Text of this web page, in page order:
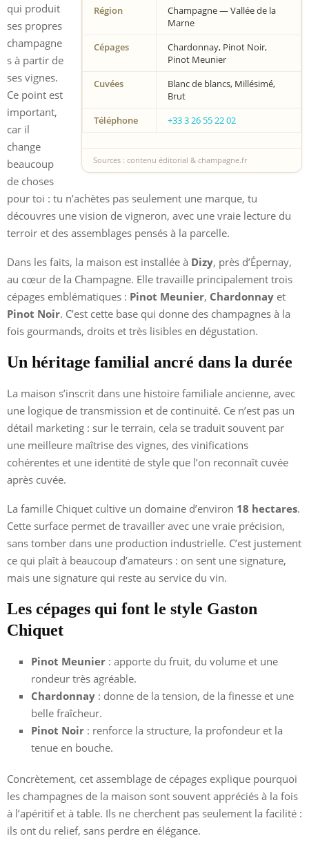
Région
Champagne — Vallée de la
Marne
Cépages
Chardonnay, Pinot Noir,
Pinot Meunier
Cuvées
Blanc de blancs, Millésimé,
Brut
Téléphone
+33 3 26 55 22 02
Sources : contenu éditorial & champagne.fr
qui produit
ses propres
champagne
s à partir de
ses vignes.
Ce point est
important,
car il
change
beaucoup
de choses
pour toi : tu n’achètes pas seulement une marque, tu
découvres une vision de vigneron, avec une vraie lecture du
terroir et des assemblages pensés à la parcelle.
Dans les faits, la maison est installée à Dizy, près d’Épernay,
au cœur de la Champagne. Elle travaille principalement trois
cépages emblématiques : Pinot Meunier, Chardonnay et
Pinot Noir. C’est cette base qui donne des champagnes à la
fois gourmands, droits et très lisibles en dégustation.
Un héritage familial ancré dans la durée
La maison s’inscrit dans une histoire familiale ancienne, avec
une logique de transmission et de continuité. Ce n’est pas un
détail marketing : sur le terrain, cela se traduit souvent par
une meilleure maîtrise des vignes, des vinifications
cohérentes et une identité de style que l’on reconnaît cuvée
après cuvée.
La famille Chiquet cultive un domaine d’environ 18 hectares.
Cette surface permet de travailler avec une vraie précision,
sans tomber dans une production industrielle. C’est justement
ce qui plaît à beaucoup d’amateurs : on sent une signature,
mais une signature qui reste au service du vin.
Les cépages qui font le style Gaston
Chiquet
Pinot Meunier : apporte du fruit, du volume et une
rondeur très agréable.
Chardonnay : donne de la tension, de la finesse et une
belle fraîcheur.
Pinot Noir : renforce la structure, la profondeur et la
tenue en bouche.
Concrètement, cet assemblage de cépages explique pourquoi
les champagnes de la maison sont souvent appréciés à la fois
à l’apéritif et à table. Ils ne cherchent pas seulement la facilité :
ils ont du relief, sans perdre en élégance.